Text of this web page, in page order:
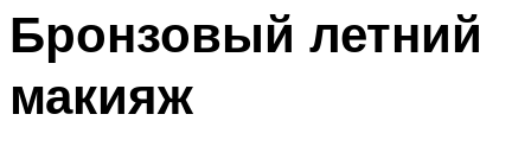
Бронзовый летний
макияж